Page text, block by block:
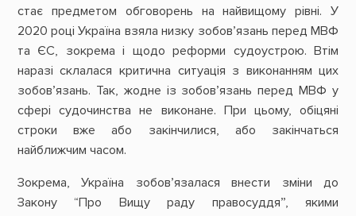
стає предметом обговорень на найвищому рівні. У
2020 році Україна взяла низку зобов’язань перед МВФ
та ЄС, зокрема і щодо реформи судоустрою. Втім
наразі склалася критична ситуація з виконанням цих
зобов’язань. Так, жодне із зобов’язань перед МВФ у
сфері судочинства не виконане. При цьому, обіцяні
строки вже або закінчилися, або закінчаться
найближчим часом.
Зокрема, Україна зобов’язалася внести зміни до
Закону “Про Вищу раду правосуддя”, якими